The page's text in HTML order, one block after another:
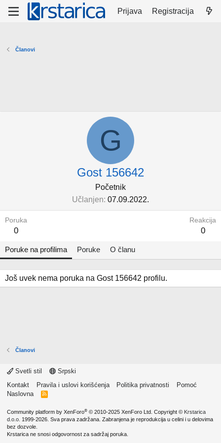
Prijava Registracija
Članovi
G
Gost 156642
Početnik
Učlanjen 07.09.2022.
Poruka
0
Reakcija
0
Poruke na profilima Poruke O članu
Još uvek nema poruka na Gost 156642 profilu.
Članovi
Svetli stil
Srpski
Kontakt
Pravila i uslovi korišćenja Politika privatnosti
Pomoć
Naslovna
R
Community platform by XenForo® © 2010-2025 XenForo Ltd. Copyright © Krstarica
d.o.o. 1999-2026. Sva prava zadržana. Zabranjena je reprodukcija u celini i u delovima
bez dozvole.
Krstarica ne snosi odgovornost za sadržaj poruka.